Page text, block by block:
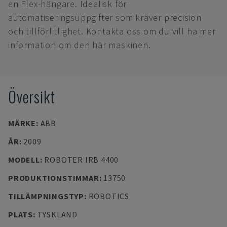
en Flex-hängare. Idealisk för
automatiseringsuppgifter som kräver precision
och tillförlitlighet. Kontakta oss om du vill ha mer
information om den här maskinen.
Översikt
MÄRKE: ABB
ÅR: 2009
MODELL: ROBOTER IRB 4400
PRODUKTIONSTIMMAR: 13750
TILLÄMPNINGSTYP: ROBOTICS
PLATS: TYSKLAND